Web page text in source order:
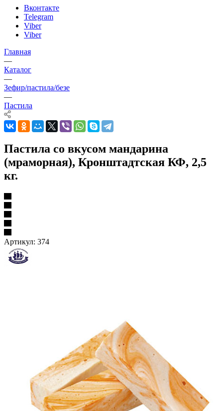
Вконтакте
Telegram
Viber
Viber
Главная
—
Каталог
—
Зефир/пастила/безе
—
Пастила
Пастила со вкусом мандарина
(мраморная), Кронштадтская КФ, 2,5
кг.
Артикул: 374